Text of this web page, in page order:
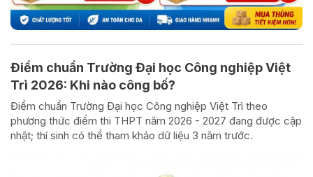
Điểm chuẩn Trường Đại học Công nghiệp Việt
Trì 2026: Khi nào công bố?
Điểm chuẩn Trường Đại học Công nghiệp Việt Trì theo
phương thức điểm thi THPT năm 2026 - 2027 đang được cập
nhật; thí sinh có thể tham khảo dữ liệu 3 năm trước.